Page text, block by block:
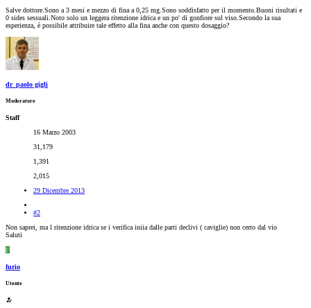
Salve dottore.Sono a 3 mesi e mezzo di fina a 0,25 mg.Sono soddisfatto per il momento.Buoni risultati e
0 sides sessuali.Noto solo un leggera ritenzione idrica e un po' di gonfiore sul viso.Secondo la sua
esperienza, è possibile attribuire tale effetto alla fina anche con questo dosaggio?
dr_paolo gigli
Moderatore
Staff
16 Marzo 2003
31,179
1,391
2,015
29 Dicembre 2013
#2
Non saprei, ma l ritenzione idrica se i verifica iniia dalle parti declivi ( caviglie) non certo dal vio
Saluti
F
furio
Utente